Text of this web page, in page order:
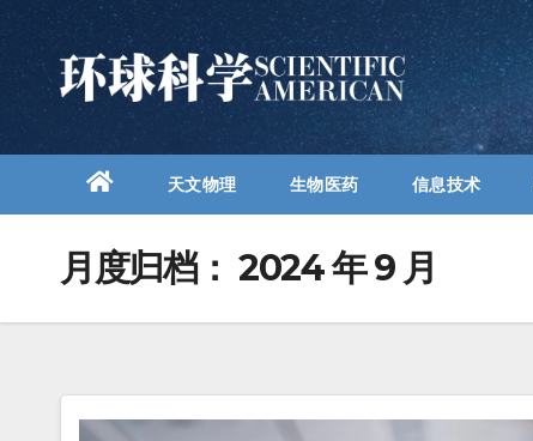
天文物理 生物医药 信息技术
月度归档： 2024 年 9 月